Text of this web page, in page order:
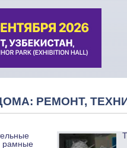
РЕМОНТ,
рамные